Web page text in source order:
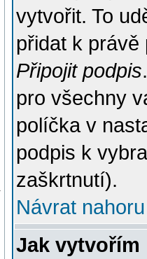
vytvořit. To
přidat k
Připojit podpis
pro všechny
políčka v
podpis k
zaškrtnutí).
Návrat nahoru
Jak vytvořím